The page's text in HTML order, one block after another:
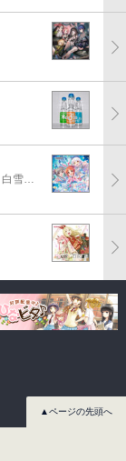
桐生つかさ(CV:河瀬茉希)、木村夏樹(CV:安野希世乃)、白雪千夜(CV:関口理咲)
▲ページの先頭へ